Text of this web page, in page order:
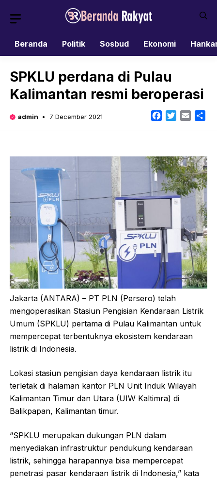
Beranda
Politik Sosbud Ekonomi
SPKLU perdana di Pulau
Kalimantan resmi beroperasi
admin 7 December 2021 Facebook
TwitterEmail
Jakarta (ANTARA) – PT PLN (Persero) telah
mengoperasikan Stasiun Pengisian Kendaraan Listrik
Umum (SPKLU) pertama di Pulau Kalimantan untuk
mempercepat terbentuknya ekosistem kendaraan
listrik di Indonesia.
Lokasi stasiun pengisian daya kendaraan listrik itu
terletak di halaman kantor PLN Unit Induk Wilayah
Kalimantan Timur dan Utara (UIW Kaltimra) di
Balikpapan, Kalimantan timur.
“SPKLU merupakan dukungan PLN dalam
menyediakan infrastruktur pendukung kendaraan
listrik, sehingga harapannya bisa mempercepat
penetrasi pasar kendaraan listrik di Indonesia,” kata